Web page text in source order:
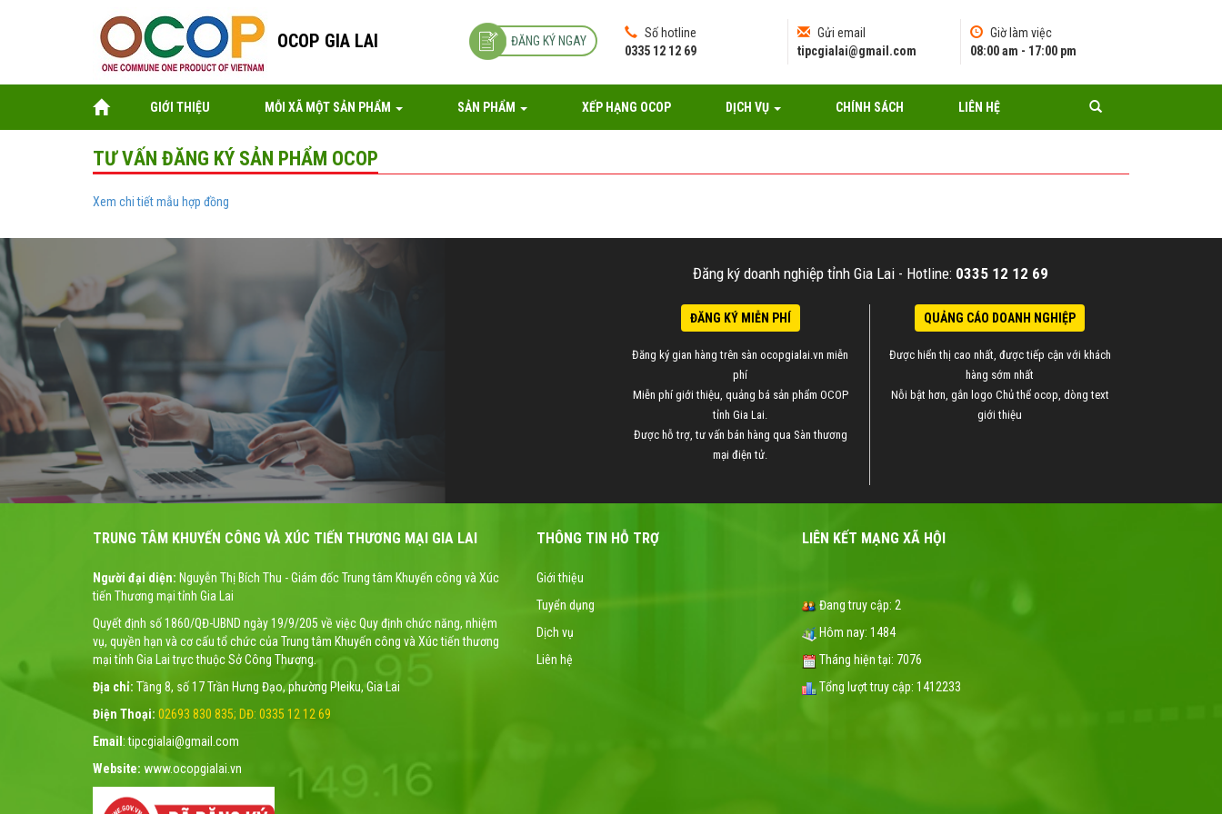
OCOP GIA LAI ĐĂNG KÝ NGAY
Số hotline
0335 12 12 69
Gửi email
tipcgialai@gmail.com
Giờ làm việc
08:00 am - 17:00 pm
GIỚI THIỆU MỖI XÃ MỘT SẢN PHẨM SẢN PHẨM XẾP HẠNG OCOP DỊCH VỤ CHÍNH SÁCH LIÊN HỆ
TƯ VẤN ĐĂNG KÝ SẢN PHẨM OCOP
Xem chi tiết mẫu hợp đồng
Đăng ký doanh nghiệp tỉnh Gia Lai - Hotline: 0335 12 12 69
ĐĂNG KÝ MIỄN PHÍ
Đăng ký gian hàng trên sàn ocopgialai.vn miễn
phí
Miễn phí giới thiệu, quảng bá sản phẩm OCOP
tỉnh Gia Lai.
Được hỗ trợ, tư vấn bán hàng qua Sàn thương
mại điện tử.
QUẢNG CÁO DOANH NGHIỆP
Được hiển thị cao nhất, được tiếp cận với khách
hàng sớm nhất
Nỗi bật hơn, gắn logo Chủ thể ocop, dòng text
giới thiệu
TRUNG TÂM KHUYẾN CÔNG VÀ XÚC TIẾN THƯƠNG MẠI GIA LAI
Người đại diện: Nguyễn Thị Bích Thu - Giám đốc Trung tâm Khuyến công và Xúc
tiến Thương mại tỉnh Gia Lai
Quyết định số 1860/QĐ-UBND ngày 19/9/205 về việc Quy định chức năng, nhiệm
vụ, quyền hạn và cơ cấu tổ chức của Trung tâm Khuyến công và Xúc tiến thương
mại tỉnh Gia Lai trực thuộc Sở Công Thương.
Địa chỉ: Tầng 8, số 17 Trần Hưng Đạo, phường Pleiku, Gia Lai
Điện Thoại: 02693 830 835; DĐ: 0335 12 12 69
Email : tipcgialai@gmail.com
Website: www.ocopgialai.vn
THÔNG TIN HỖ TRỢ
Giới thiệu
Tuyển dụng
Dịch vụ
Liên hệ
LIÊN KẾT MẠNG XÃ HỘI
Đang truy cập: 2
Hôm nay: 1484
Tháng hiện tại: 7076
Tổng lượt truy cập: 1412233